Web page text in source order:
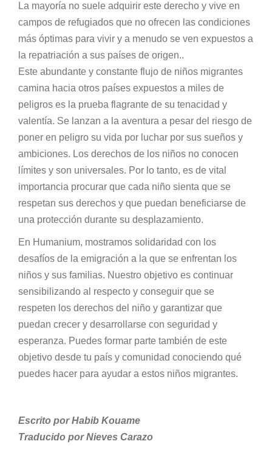
La mayoría no suele adquirir este derecho y vive en
campos de refugiados que no ofrecen las condiciones
más óptimas para vivir y a menudo se ven expuestos a
la repatriación a sus países de origen..
Este abundante y constante flujo de niños migrantes
camina hacia otros países expuestos a miles de
peligros es la prueba flagrante de su tenacidad y
valentía. Se lanzan a la aventura a pesar del riesgo de
poner en peligro su vida por luchar por sus sueños y
ambiciones. Los derechos de los niños no conocen
límites y son universales. Por lo tanto, es de vital
importancia procurar que cada niño sienta que se
respetan sus derechos y que puedan beneficiarse de
una protección durante su desplazamiento.
En Humanium, mostramos solidaridad con los
desafíos de la emigración a la que se enfrentan los
niños y sus familias. Nuestro objetivo es continuar
sensibilizando al respecto y conseguir que se
respeten los derechos del niño y garantizar que
puedan crecer y desarrollarse con seguridad y
esperanza. Puedes formar parte también de este
objetivo desde tu país y comunidad conociendo qué
puedes hacer para ayudar a estos niños migrantes.
Escrito por Habib Kouame
Traducido por Nieves Carazo